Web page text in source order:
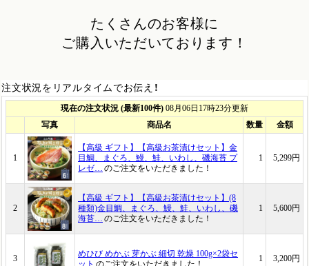
たくさんのお客様に
ご購入いただいております！
注文状況をリアルタイムでお伝え！